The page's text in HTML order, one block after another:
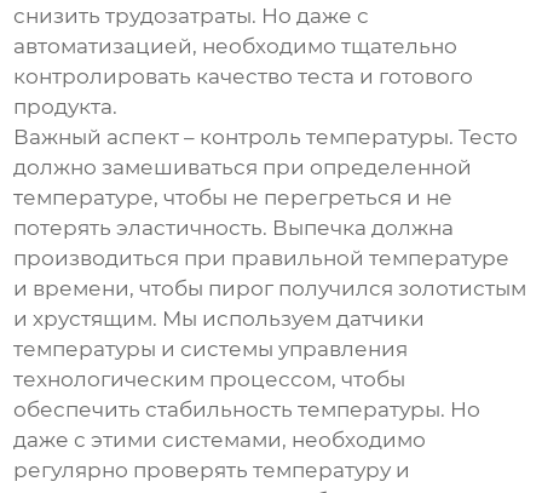
снизить трудозатраты. Но даже с
автоматизацией, необходимо тщательно
контролировать качество теста и готового
продукта.
Важный аспект – контроль температуры. Тесто
должно замешиваться при определенной
температуре, чтобы не перегреться и не
потерять эластичность. Выпечка должна
производиться при правильной температуре
и времени, чтобы пирог получился золотистым
и хрустящим. Мы используем датчики
температуры и системы управления
технологическим процессом, чтобы
обеспечить стабильность температуры. Но
даже с этими системами, необходимо
регулярно проверять температуру и